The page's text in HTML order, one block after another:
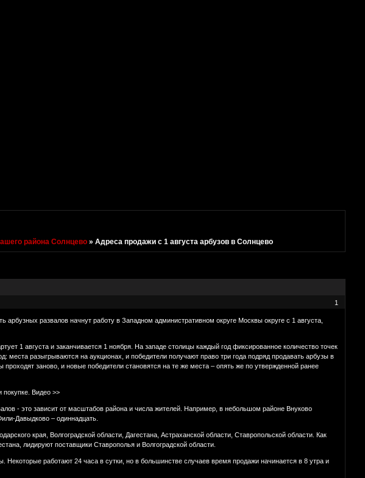
района Солнцево »Адреса продажи с 1 августа арбузов в Солнцево
1
развалов начнут работу в Западном административном округе Москвы округе с 1 августа,
1 августа и заканчивается 1 ноября. На западе столицы каждый год фиксированное количество точек
места разыгрываются на аукционах, и победители получают право три года подряд продавать арбузы в
проходят заново, и новые победители становятся на те же места – опять же по утвержденной ранее
покупке. Видео >>
- это зависит от масштабов района и числа жителей. Например, в небольшом районе Внуково
Давыдково – одиннадцать.
края, Волгоградской области, Дагестана, Астраханской области, Ставропольской области. Как
лидируют поставщики Ставрополья и Волгоградской области.
Некоторые работают 24 часа в сутки, но в большинстве случаев время продажи начинается в 8 утра и